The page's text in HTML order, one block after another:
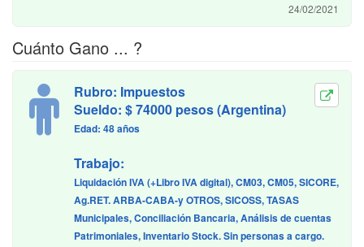
24/02/2021
Cuánto Gano ... ?
Rubro: Impuestos
Sueldo: $ 74000 pesos (Argentina)
Edad: 48 años
Trabajo:
Liquidación IVA (+Libro IVA digital), CM03, CM05, SICORE,
Ag.RET. ARBA-CABA-y OTROS, SICOSS, TASAS
Municipales, Conciliación Bancaria, Análisis de cuentas
Patrimoniales, Inventario Stock. Sin personas a cargo.